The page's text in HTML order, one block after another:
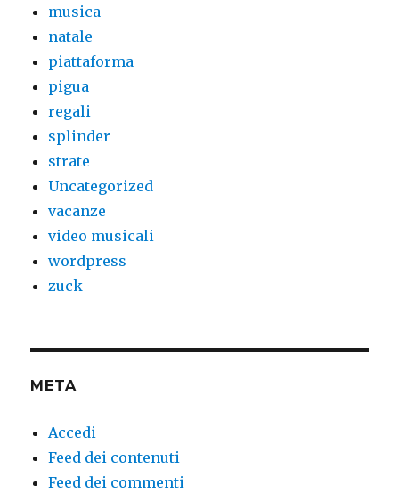
musica
natale
piattaforma
pigua
regali
splinder
strate
Uncategorized
vacanze
video musicali
wordpress
zuck
META
Accedi
Feed dei contenuti
Feed dei commenti